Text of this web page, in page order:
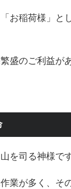
お稲荷様」と
盛のご利益が
を司る神様です
業が多く、そ